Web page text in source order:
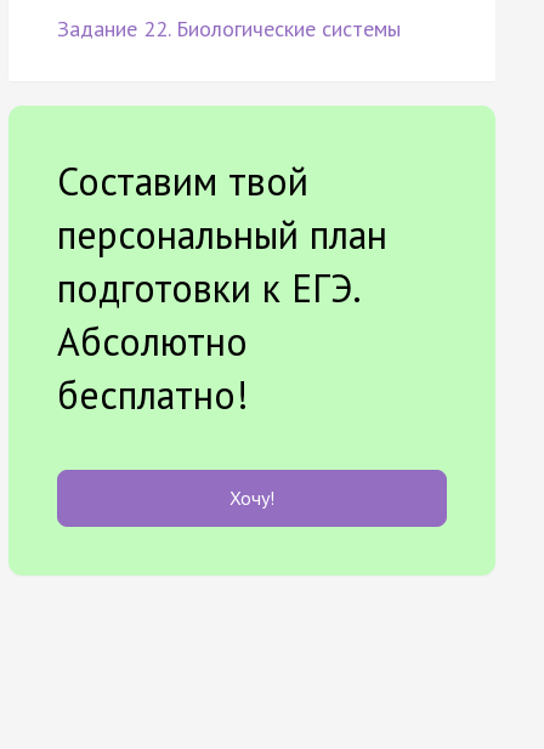
Задание 22. Биологические системы
Составим твой
персональный план
подготовки к ЕГЭ.
Абсолютно
бесплатно!
Хочу!